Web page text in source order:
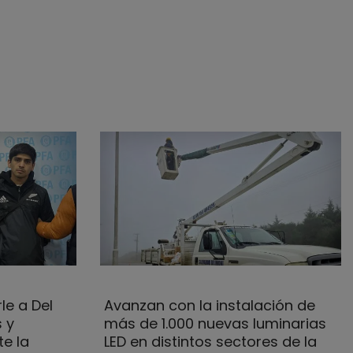
a Del
y
la
Avanzan con la instalación de
más de 1.000 nuevas luminarias
LED en distintos sectores de la